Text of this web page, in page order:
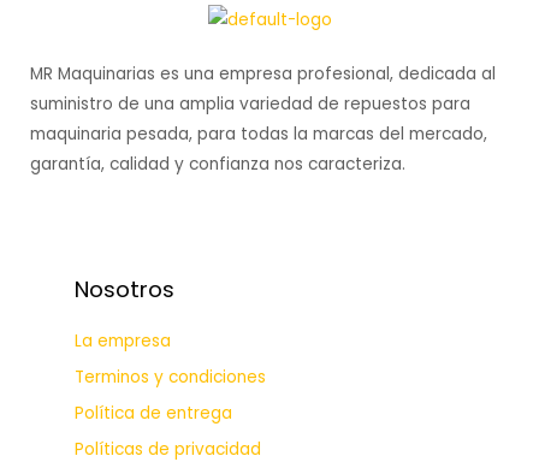
MR Maquinarias es una empresa profesional, dedicada al
suministro de una amplia variedad de repuestos para
maquinaria pesada, para todas la marcas del mercado,
garantía, calidad y confianza nos caracteriza.
Nosotros
La empresa
Terminos y condiciones
Política de entrega
Políticas de privacidad